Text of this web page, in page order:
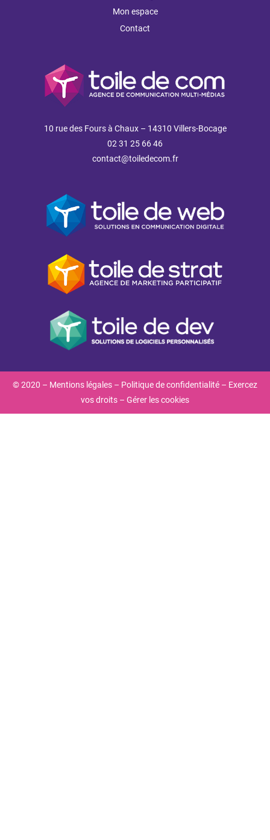
Mon espace
Contact
10 rue des Fours à Chaux – 14310 Villers-Bocage
02 31 25 66 46
contact@toiledecom.fr
© 2020 – Mentions légales – Politique de confidentialité – Exercez
vos droits – Gérer les cookies